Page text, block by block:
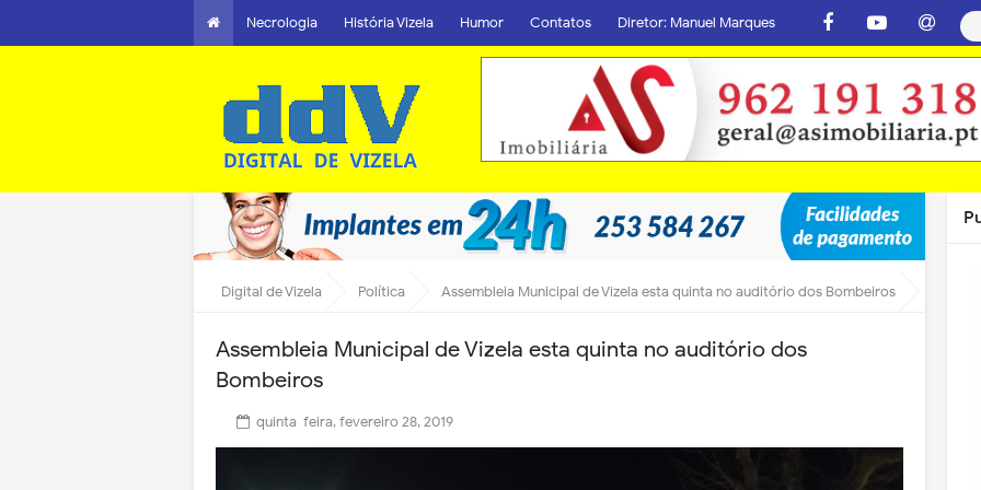
Necrologia História Vizela Humor Contatos Diretor: Manuel Marques
Digital de Vizela Política Assembleia Municipal de Vizela esta quinta no auditório dos Bombeiros
Assembleia Municipal de Vizela esta quinta no auditório dos
Bombeiros
quinta-feira, fevereiro 28, 2019